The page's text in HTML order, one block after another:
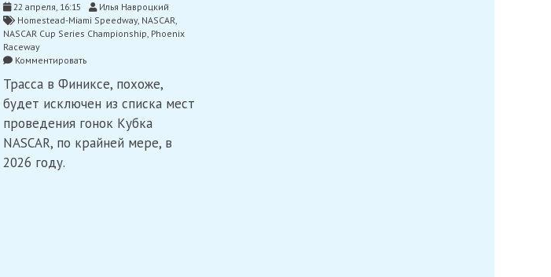
22 апреля, 16:15
Илья Навроцкий
Homestead-Miami Speedway, NASCAR,
NASCAR Cup Series Championship, Phoenix
Raceway
Комментироватьon
готов
заменить
в
качестве
Трасса в Финиксе, похоже,
будет исключен из списка мест
проведения гонок Кубка
NASCAR, по крайней мере, в
2026 году.